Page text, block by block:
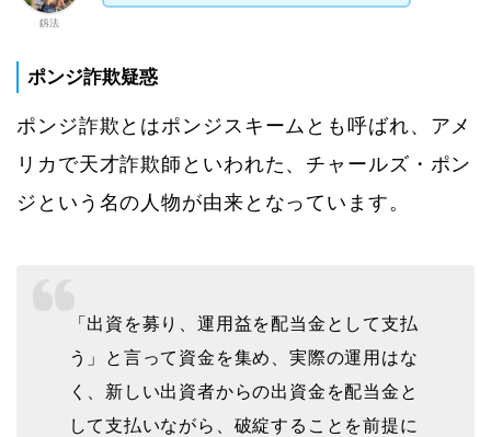
釼法
ポンジ詐欺疑惑
ポンジ詐欺とはポンジスキームとも呼ばれ、アメ
リカで天才詐欺師といわれた、チャールズ・ポン
ジという名の人物が由来となっています。
「出資を募り、運用益を配当金として支払
う」と言って資金を集め、実際の運用はな
く、新しい出資者からの出資金を配当金と
して支払いながら、破綻することを前提に